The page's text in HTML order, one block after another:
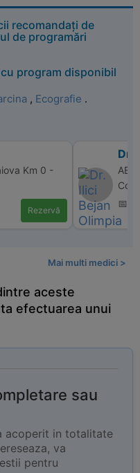
recomandați de
de programări
program disponibil
, Ecografie .
Km 0 -
Rezervă
Dr.
📅
Mai multi medici >
aceste
efectuarea unui
sau
acoperit in totalitate
va
pentru